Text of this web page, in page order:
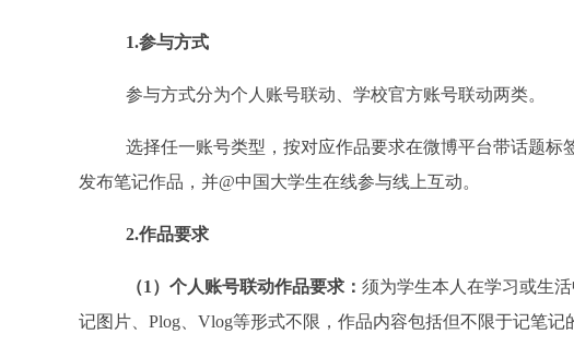
1.参与方式
参与方式分为个人账号联动、学校官方账号联动两类。
选择任一账号类型，按对应作品要求在微博平台带话题标
发布笔记作品，并@中国大学生在线参与线上互动。
2.作品要求
（1 ）个人账号联动作品要求： 须为学生本人在学习或生
记图片、 Plog Vlog等形式不限，作品内容包括但不限于记笔记